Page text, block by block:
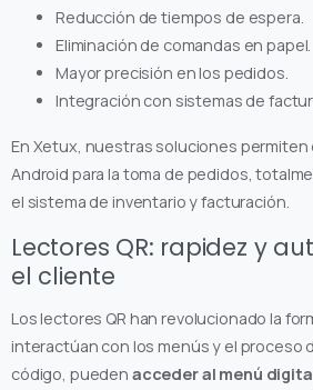
Reducción de tiempos de espera.
Eliminación de comandas en papel.
Mayor precisión en los pedidos.
Integración con sistemas de
En Xetux, nuestras soluciones
Android para la toma de pedidos,
el sistema de inventario y facturación.
Lectores QR: rapidez y
el cliente
Los lectores QR han revolucionado la
interactúan con los menús y el proceso
código, pueden acceder al menú